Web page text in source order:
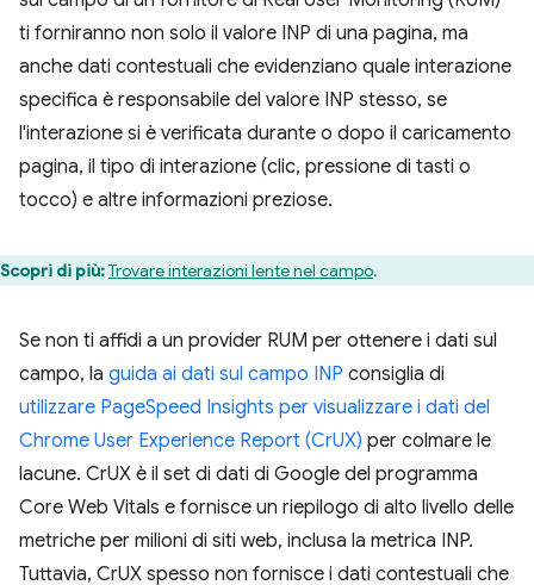
ti forniranno non solo il valore INP di una pagina, ma
anche dati contestuali che evidenziano quale interazione
specifica è responsabile del valore INP stesso, se
l'interazione si è verificata durante o dopo il caricamento
pagina, il tipo di interazione (clic, pressione di tasti o
tocco) e altre informazioni preziose.
Scopri di più:Trovare interazioni lente nel campo.
Se non ti affidi a un provider RUM per ottenere i dati sul
campo, la guida ai dati sul campo INP consiglia di
utilizzare PageSpeed Insights per visualizzare i dati del
Chrome User Experience Report (CrUX) per colmare le
lacune. CrUX è il set di dati di Google del programma
Core Web Vitals e fornisce un riepilogo di alto livello delle
metriche per milioni di siti web, inclusa la metrica INP.
Tuttavia, CrUX spesso non fornisce i dati contestuali che